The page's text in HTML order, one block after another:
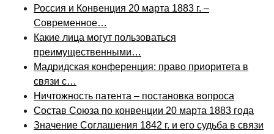
Россия и Конвенция 20 марта 1883 г. –
Современное…
Какие лица могут пользоваться
преимущественными…
Мадридская конференция: право приоритета в
связи с…
Ничтожность патента – постановка вопроса
Состав Союза по конвенции 20 марта 1883 года
Значение Соглашения 1842 г. и его судьба в связи